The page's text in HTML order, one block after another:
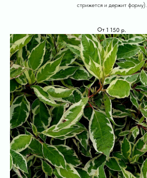
стрижется и держит форму).
1 150 р.